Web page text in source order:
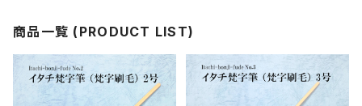
商品一覧 (PRODUCT LIST)